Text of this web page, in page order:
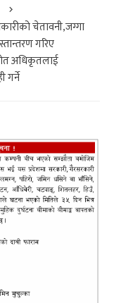
चेतावनी,जग्गा
गरिए
अधिकृतलाई
गर्ने